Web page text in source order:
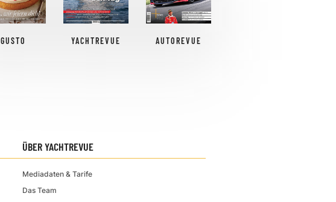
GUSTO YACHTREVUE AUTOREVUE
ÜBER YACHTREVUE
Mediadaten & Tarife
Das Team